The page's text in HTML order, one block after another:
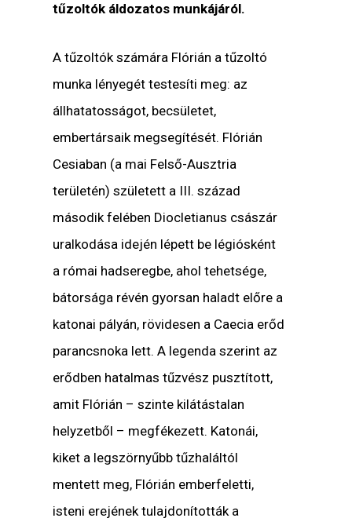
tűzoltók áldozatos munkájáról.
A tűzoltók számára Flórián a tűzoltó
munka lényegét testesíti meg: az
állhatatosságot, becsületet,
embertársaik megsegítését. Flórián
Cesiaban (a mai Felső-Ausztria
területén) született a III. század
második felében Diocletianus császár
uralkodása idején lépett be légiósként
a római hadseregbe, ahol tehetsége,
bátorsága révén gyorsan haladt előre a
katonai pályán, rövidesen a Caecia erőd
parancsnoka lett. A legenda szerint az
erődben hatalmas tűzvész pusztított,
amit Flórián – szinte kilátástalan
helyzetből – megfékezett. Katonái,
kiket a legszörnyűbb tűzhaláltól
mentett meg, Flórián emberfeletti,
isteni erejének tulajdonították a